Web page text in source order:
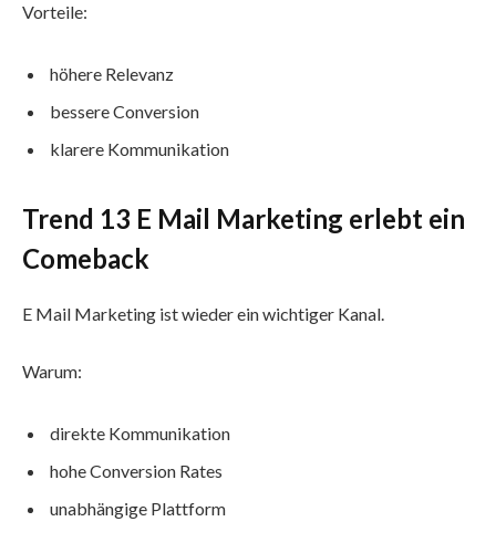
Vorteile:
höhere Relevanz
bessere Conversion
klarere Kommunikation
Trend 13 E Mail Marketing erlebt ein
Comeback
E Mail Marketing ist wieder ein wichtiger Kanal.
Warum:
direkte Kommunikation
hohe Conversion Rates
unabhängige Plattform